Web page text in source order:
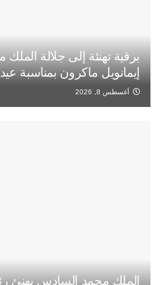
برقية تهنئة إلى جلالة
إيمانويل ماكرون بمناسبة
أغسطس 8, 2026
الملك محمد السادس يهنئ